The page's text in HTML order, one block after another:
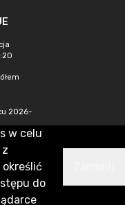
2026-
w celu
określić
do